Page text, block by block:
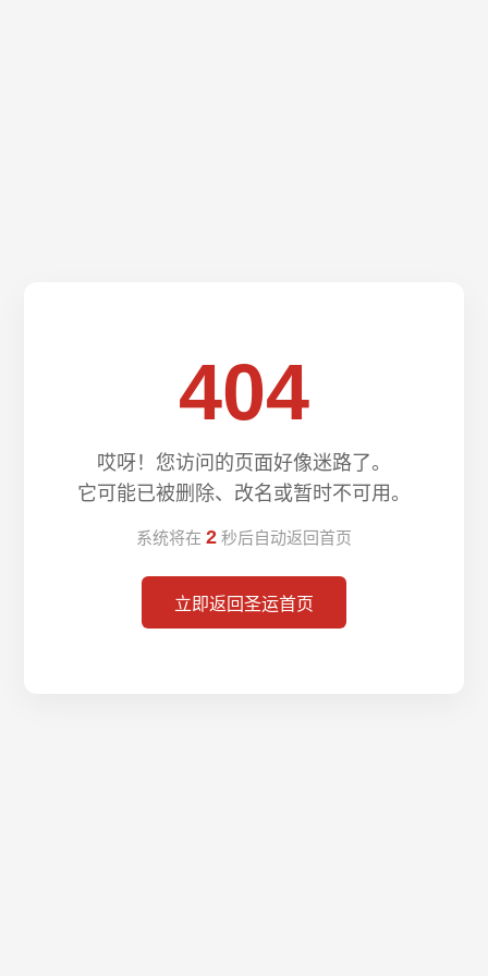
404
哎呀！您访问的页面好像迷路了。
它可能已被删除、改名或暂时不可用。
系统将在 2 秒后自动返回首页
立即返回圣运首页